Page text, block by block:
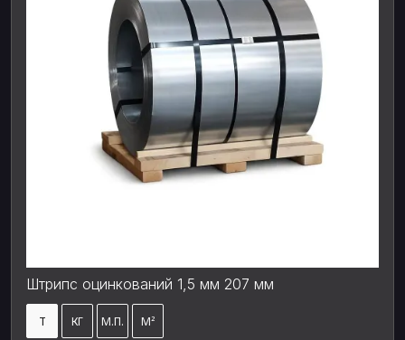
Штрипс оцинкований 1,5 мм 207 мм
Т КГ М.П. М²